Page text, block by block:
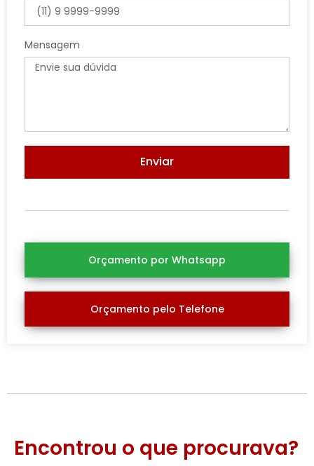
Mensagem
Enviar
Orçamento por Whatsapp
Orçamento pelo Telefone
Encontrou o que procurava?